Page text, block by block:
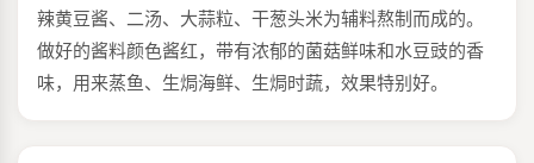
辣黄豆酱、⼆汤、大蒜粒、干葱头米为辅料熬制而成的。
做好的酱料颜⾊酱红，带有浓郁的菌菇鲜味和⽔⾖豉的⾹
味，⽤来蒸⻥、⽣焗海鲜、⽣焗时蔬，效果特别好。